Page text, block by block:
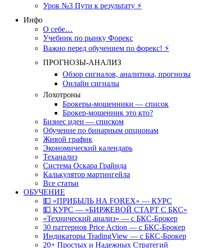
Урок №3 Пути к результату ⚡️
Инфо
О себе…
Учебник по рынку Форекс
Важно перед обучением по форекс! ⚡
ПРОГНОЗЫ-АНАЛИЗ
Обзор сигналов, аналитика, прогнозы
Онлайн сигналы
Лохотроны
Брокеры-мошенники — список
Брокер-мошенник это кто?
Бизнес идеи — списком
Обучение по бинарным опционам
Живой график
Экономический календарь
Теханализ
Система Оскара Грайнда
Калькулятор мартингейла
Все статьи
ОБУЧЕНИЕ
💵 «ПРИБЫЛЬ НА FOREX» — КУРС
💵 КУРС — «БИРЖЕВОЙ СТАРТ С БКС»
«Технический анализ» — с БКС-Брокер
30 паттернов Price Action — с БКС-Брокер
Индикаторы TradingView — с БКС-Брокер
20+ Простых и Надежных Стратегий